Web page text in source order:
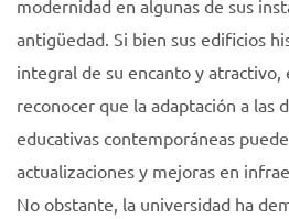
modernidad en algunas de sus
antigüedad. Si bien sus edificios
integral de su encanto y atractivo,
reconocer que la adaptación a las
educativas contemporáneas
actualizaciones y mejoras en
No obstante, la universidad ha